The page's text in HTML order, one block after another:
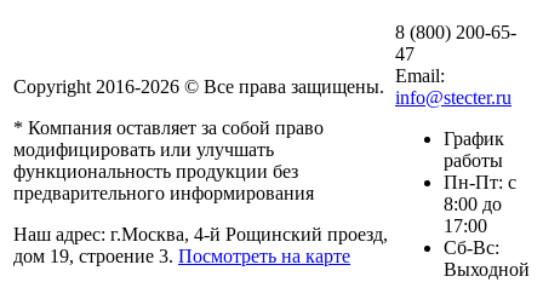
Copyright 2016-2026 © Все права защищены.
* Компания оставляет за собой право
модифицировать или улучшать
функциональность продукции без
предварительного информирования
Наш адрес: г.Москва, 4-й Рощинский проезд,
дом 19, строение 3. Посмотреть на карте
8 (800) 200-65-
47
Email:
info@stecter.ru
График
работы
Пн-Пт: с
8:00 до
17:00
Сб-Вс:
Выходной